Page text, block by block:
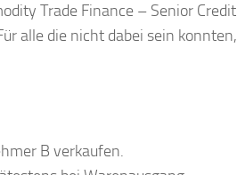
Trade Finance – Senior Credit
alle die nicht dabei sein konnten,
B verkaufen.